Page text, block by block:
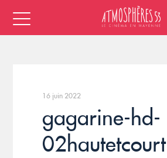
16 juin 2022
gagarine-hd-
02hautetcourt